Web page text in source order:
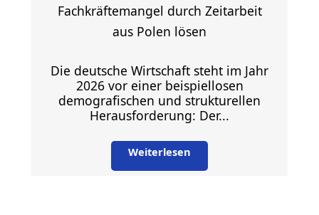
Fachkräftemangel durch Zeitarbeit
aus Polen lösen
Die deutsche Wirtschaft steht im Jahr
2026 vor einer beispiellosen
demografischen und strukturellen
Herausforderung: Der...
Weiterlesen